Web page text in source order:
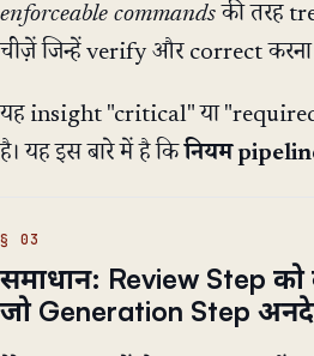
enforceable commands की तरह
चीज़ें जिन्हें verify और correct करना
यह insight "critical" या
है। यह इस बारे में है किनियम
समाधान: Review Step
जो Generation Step